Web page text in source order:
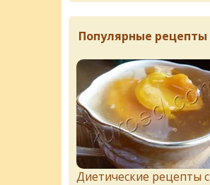
Популярные рецепты
Диетические рецепты с